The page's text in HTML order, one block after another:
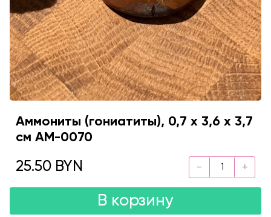
Аммониты (гониатиты), 0,7 х 3,6 х 3,7
см AM-0070
25.50 BYN
В корзину